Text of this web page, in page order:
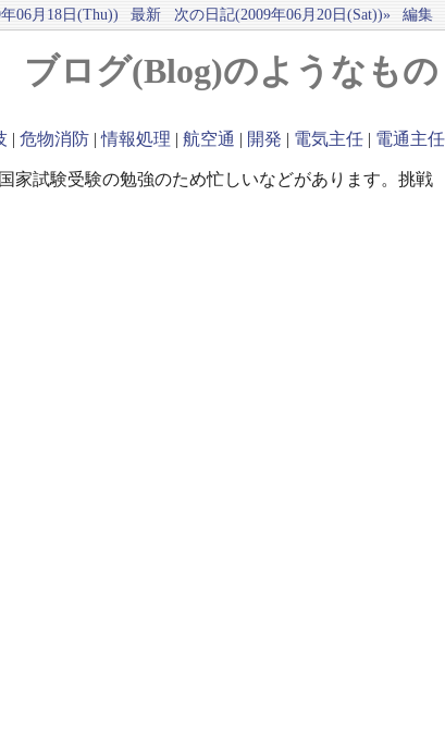
06月18日(Thu)) 最新 次の日記(2009年06月20日(Sat))» 編集
ブログ(Blog)のようなもの
| 危物消防 |情報処理 | 航空通 | 開発 | 電気主任 | 電通主任
家試験受験の勉強のため忙しいなどがあります。挑戦